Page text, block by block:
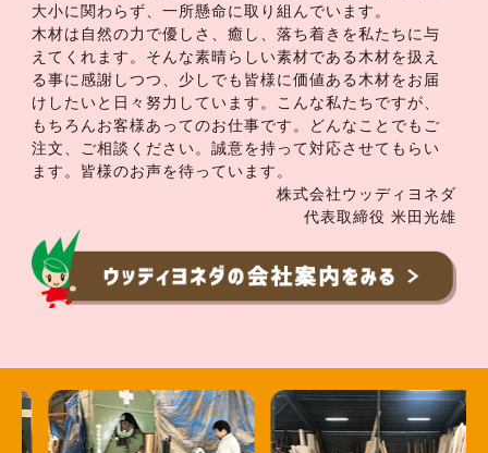
大小に関わらず、一所懸命に取り組んでいます。
木材は自然の力で優しさ、癒し、落ち着きを私たちに与
えてくれます。そんな素晴らしい素材である木材を扱え
る事に感謝しつつ、少しでも皆様に価値ある木材をお届
けしたいと日々努力しています。こんな私たちですが、
もちろんお客様あってのお仕事です。どんなことでもご
注文、ご相談ください。誠意を持って対応させてもらい
ます。皆様のお声を待っています。
株式会社ウッディヨネダ
代表取締役 米田光雄